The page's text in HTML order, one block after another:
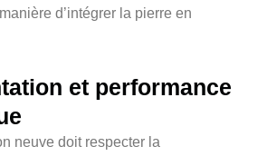
d’intégrer la pierre en
et performance
neuve doit respecter la